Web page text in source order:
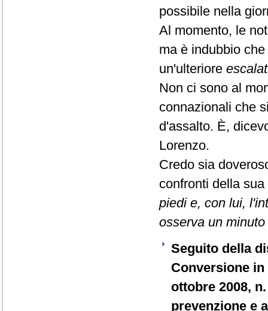
possibile nella
Al momento, le
ma è indubbio
un'ulteriore
Non ci sono al
connazionali che
d'assalto. È,
Lorenzo.
Credo sia
confronti della
piedi e, con lui,
osserva un
Seguito della
Conversione
ottobre 2008,
prevenzione e